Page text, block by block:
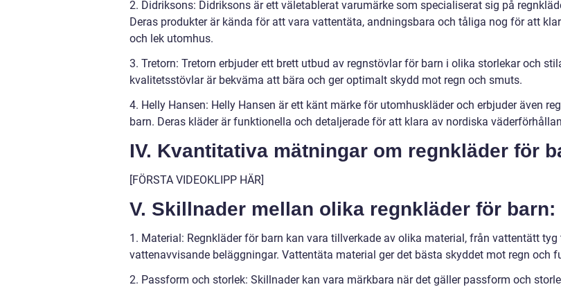
2. Didriksons: Didriksons är ett väletablerat varumärke som specialiserat sig på
Deras produkter är kända för att vara vattentäta, andningsbara och tåliga nog för att
och lek utomhus.
3. Tretorn: Tretorn erbjuder ett brett utbud av regnstövlar för barn i olika storlekar och
kvalitetsstövlar är bekväma att bära och ger optimalt skydd mot regn och smuts.
4. Helly Hansen: Helly Hansen är ett känt märke för utomhuskläder och erbjuder även
barn. Deras kläder är funktionella och detaljerade för att klara av nordiska
IV. Kvantitativa mätningar om regnkläder för
[FÖRSTA VIDEOKLIPP HÄR]
V. Skillnader mellan olika regnkläder för barn:
1. Material: Regnkläder för barn kan vara tillverkade av olika material, från vattentätt tyg
vattenavvisande beläggningar. Vattentäta material ger det bästa skyddet mot regn och
2. Passform och storlek: Skillnader kan vara märkbara när det gäller passform och